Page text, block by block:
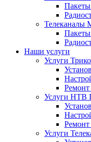
Пакеты
Наши услуги
Услуги
Услуги НТВ
Услуги